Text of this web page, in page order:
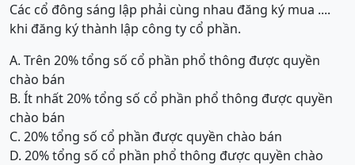
Các cổ đông sáng lập phải cùng nhau đăng ký mua ....
khi đăng ký thành lập công ty cổ phần.
A. Trên 20% tổng số cổ phần phổ thông được quyền
chào bán
B. Ít nhất 20% tổng số cổ phần phổ thông được quyền
chào bán
C. 20% tổng số cổ phần được quyền chào bán
D. 20% tổng số cổ phần phổ thông được quyền chào